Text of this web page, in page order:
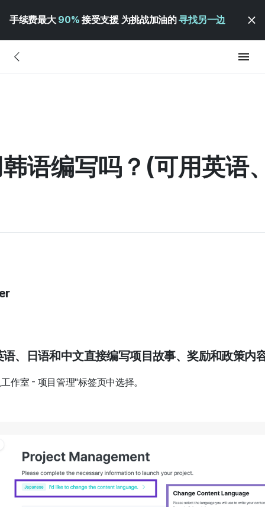
手续费最大 90% 接受支援 为挑战加油的寻找另一边
语编写吗？(可用英语
语、日语和中文直接编写项目故事、奖励和政策内
作室 - 项目管理"标签页中选择。